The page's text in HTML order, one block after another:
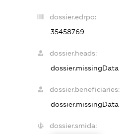
dossier.edrpo:
35458769
dossier.heads:
dossier.missingData
dossier.beneficiaries:
dossier.missingData
dossier.smida: